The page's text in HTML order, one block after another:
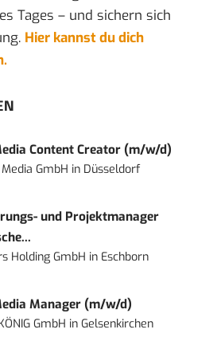
Tages – und sichern sich
Hier kannst du dich
Content Creator (m/w/d)
GmbH in Düsseldorf
und Projektmanager
Holding GmbH in Eschborn
Manager (m/w/d)
GmbH inGelsenkirchen